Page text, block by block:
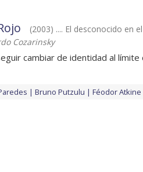
(2003) .... El desconocido en
Cozarinsky
cambiar de identidad al
Bruno Putzulu Féodor Atkine